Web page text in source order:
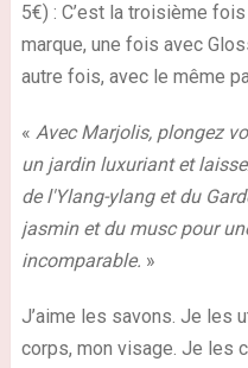
5€) : C’est la troisième
marque, une fois avec
autre fois, avec le même
« Avec Marjolis, plongez
un jardin luxuriant et
de l'Ylang-ylang et du
jasmin et du musc pour
incomparable. »
J’aime les savons. Je les
corps, mon visage. Je les